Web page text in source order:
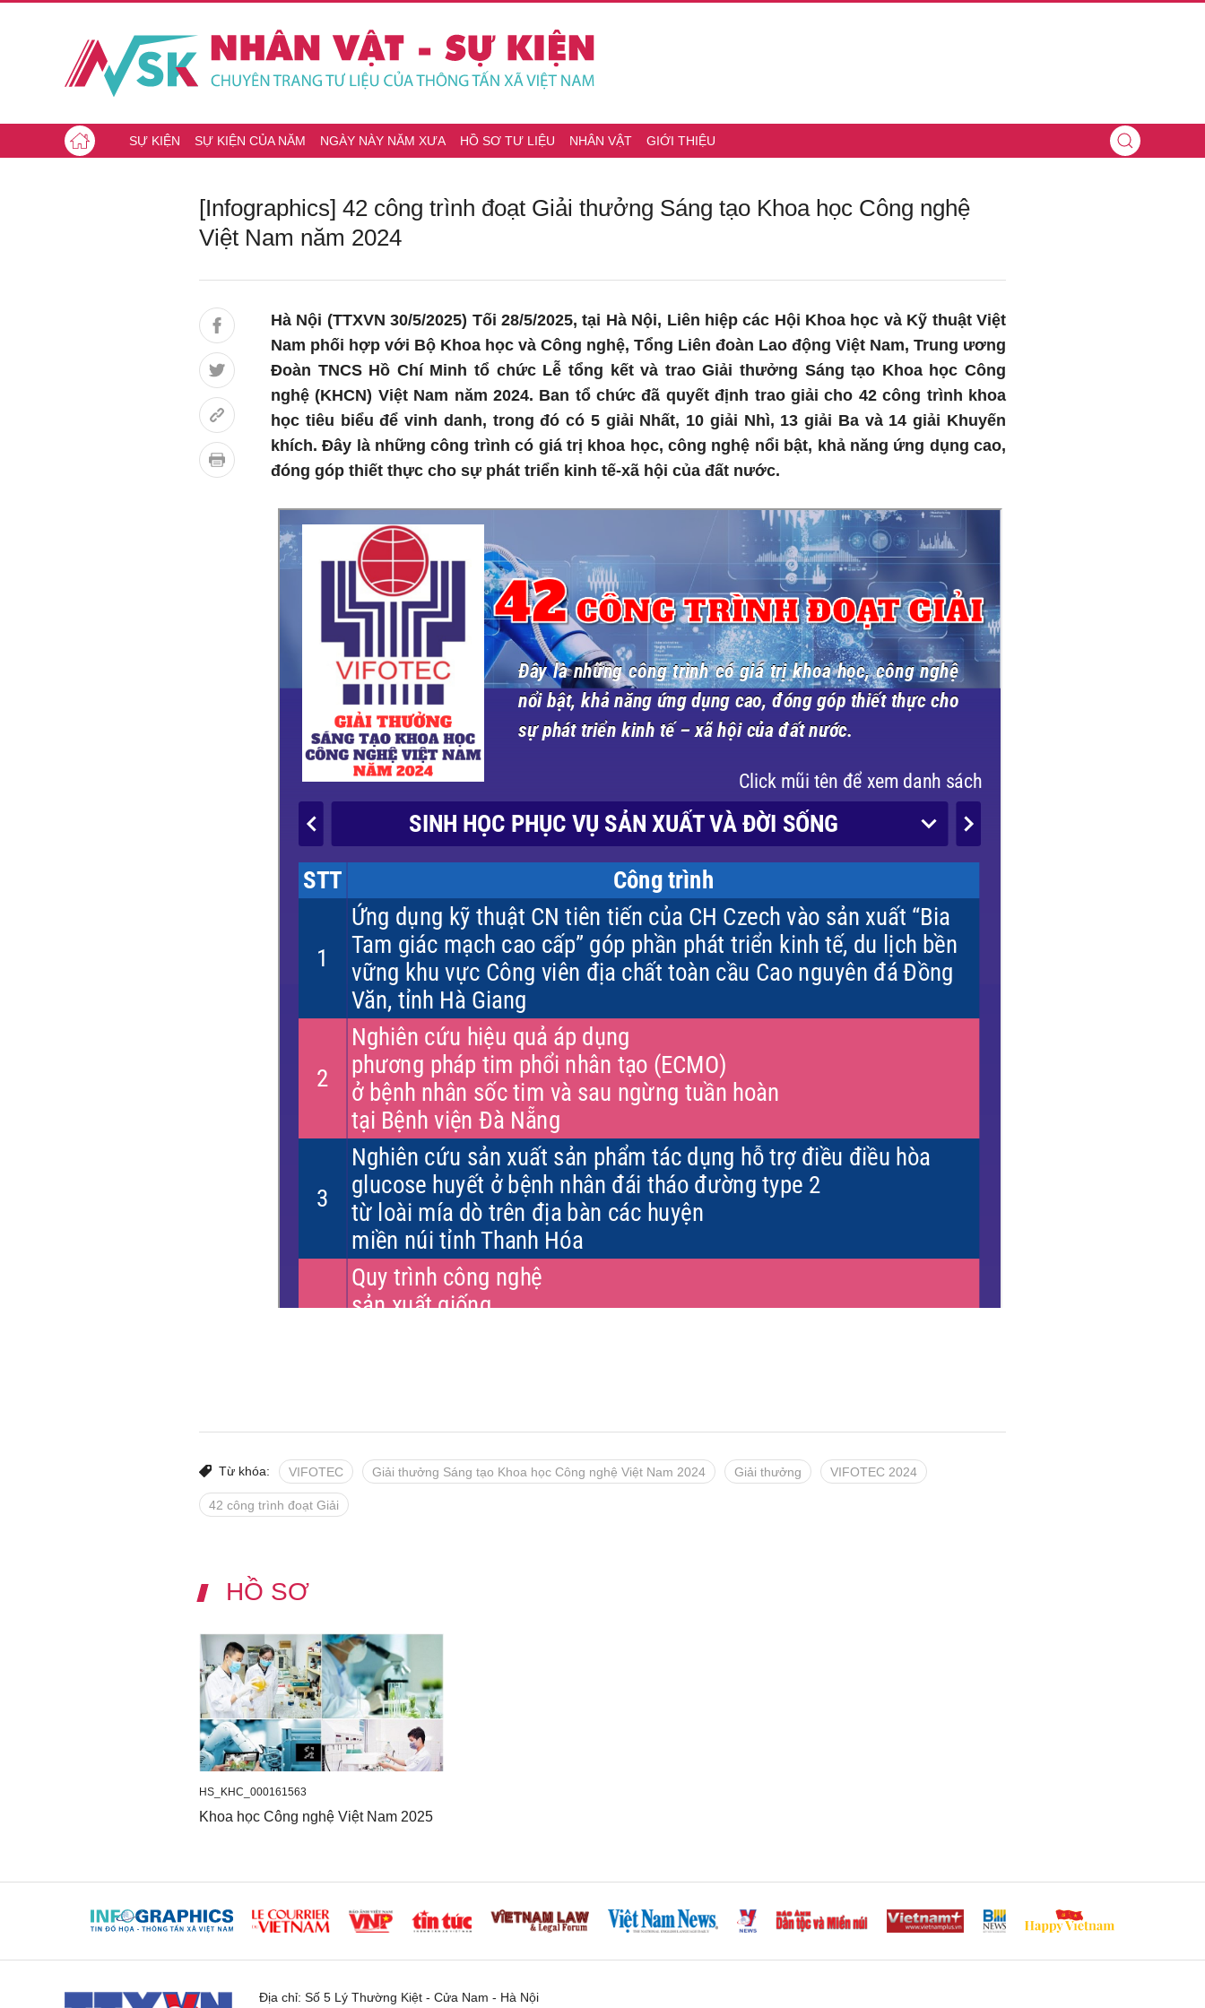
SỰ KIỆN SỰ KIỆN CỦA NĂM NGÀY NÀY NĂM XƯA HỒ SƠ TƯ LIỆU NHÂN VẬT GIỚI THIỆU
[Infographics] 42 công trình đoạt Giải thưởng Sáng tạo Khoa học Công nghệ
Việt Nam năm 2024
Hà Nội (TTXVN 30/5/2025) Tối 28/5/2025, tại Hà Nội, Liên hiệp các Hội Khoa học và Kỹ thuật Việt
Nam phối hợp với Bộ Khoa học và Công nghệ, Tổng Liên đoàn Lao động Việt Nam, Trung ương
Đoàn TNCS Hồ Chí Minh tổ chức Lễ tổng kết và trao Giải thưởng Sáng tạo Khoa học Công
nghệ (KHCN) Việt Nam năm 2024. Ban tổ chức đã quyết định trao giải cho 42 công trình khoa
học tiêu biểu để vinh danh, trong đó có 5 giải Nhất, 10 giải Nhì, 13 giải Ba và 14 giải Khuyến
khích. Đây là những công trình có giá trị khoa học, công nghệ nổi bật, khả năng ứng dụng cao,
đóng góp thiết thực cho sự phát triển kinh tế-xã hội của đất nước.
Từ khóa: VIFOTEC Giải thưởng Sáng tạo Khoa học Công nghệ Việt Nam 2024 Giải thưởng VIFOTEC 2024
42 công trình đoạt Giải
HỒ SƠ
HS_KHC_000161563
Khoa học Công nghệ Việt Nam 2025
Địa chỉ: Số 5 Lý Thường Kiệt - Cửa Nam - Hà Nội